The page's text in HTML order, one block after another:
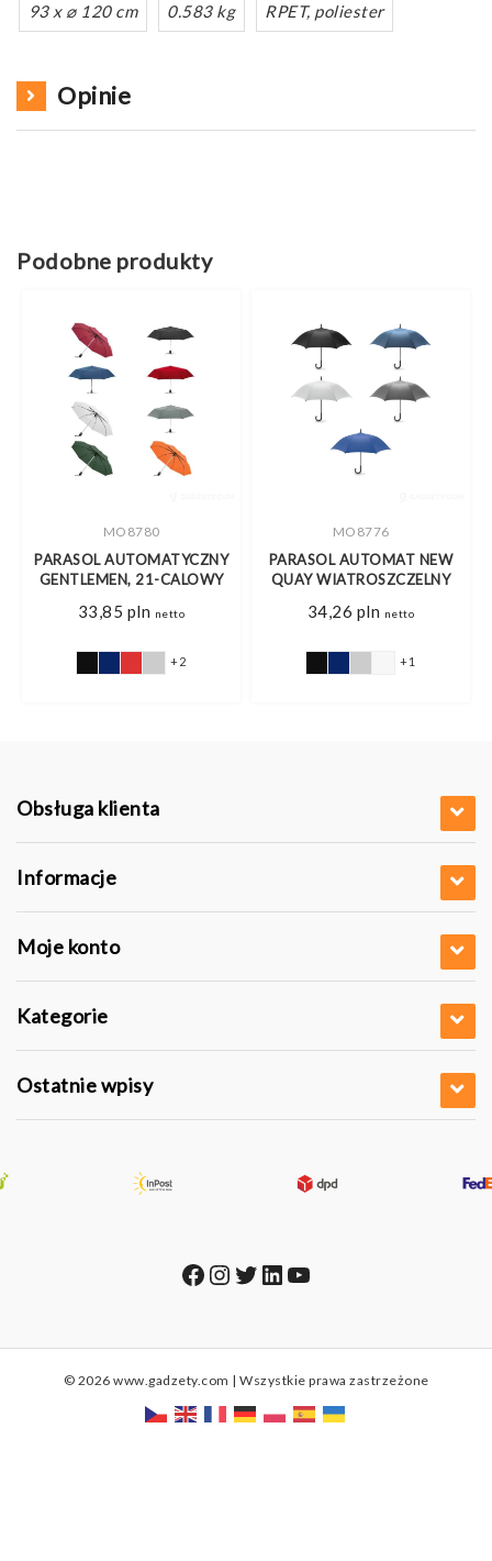
93 x ⌀ 120 cm
0.583 kg
RPET, poliester
Opinie
Podobne produkty
MO8780
PARASOL AUTOMATYCZNY
GENTLEMEN, 21-CALOWY
33,85 pln netto
+2
MO8776
PARASOL AUTOMAT NEW
QUAY WIATROSZCZELNY
34,26 pln netto
+1
Obsługa klienta
Informacje
Moje konto
Kategorie
Ostatnie wpisy
Facebook
Instagram
Twitter
LinkedIn
YouTube
© 2026 www.gadzety.com | Wszystkie prawa zastrzeżone